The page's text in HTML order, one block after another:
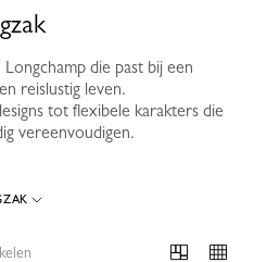
die past bij een
reislustig leven.
tot flexibele karakters die
vereenvoudigen.